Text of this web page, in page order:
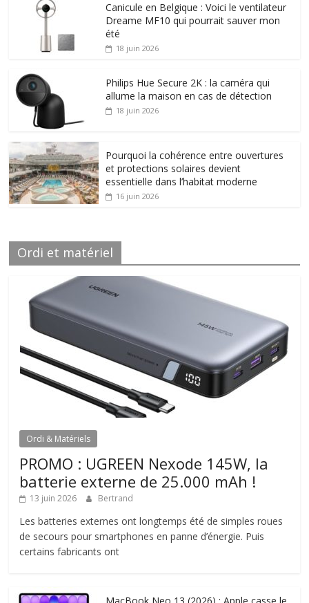
Canicule en Belgique : Voici le ventilateur
Dreame MF10 qui pourrait sauver mon
été
18 juin 2026
Philips Hue Secure 2K : la caméra qui
allume la maison en cas de détection
18 juin 2026
Pourquoi la cohérence entre ouvertures
et protections solaires devient
essentielle dans l’habitat moderne
16 juin 2026
Ordi et matériel
Ordi & Matériels
PROMO : UGREEN Nexode 145W, la
batterie externe de 25.000 mAh !
13 juin 2026 Bertrand
Les batteries externes ont longtemps été de simples roues
de secours pour smartphones en panne d’énergie. Puis
certains fabricants ont